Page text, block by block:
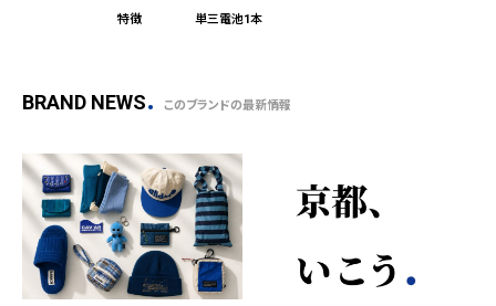
単三電池1本
BRAND NEWS このブランドの最新情報